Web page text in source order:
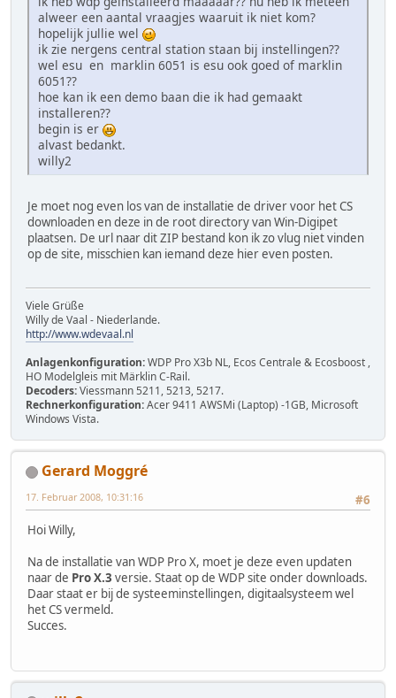
alweer een aantal vraagjes waaruit ik niet kom?
hopelijk jullie wel
ik zie nergens central station staan bij instellingen??
wel esu en marklin 6051 is esu ook goed of marklin
6051??
hoe kan ik een demo baan die ik had gemaakt
installeren??
begin is er
alvast bedankt.
willy2
Je moet nog even los van de installatie de driver voor het CS
downloaden en deze in de root directory van Win-Digipet
plaatsen. De url naar dit ZIP bestand kon ik zo vlug niet vinden
op de site, misschien kan iemand deze hier even posten.
Viele Grüße
Willy de Vaal - Niederlande.
http://www.wdevaal.nl
Anlagenkonfiguration:WDP Pro X3b NL, Ecos Centrale & Ecosboost ,
HO Modelgleis mit Märklin C-Rail.
Decoders:Viessmann 5211, 5213, 5217.
Rechnerkonfiguration:Acer 9411 AWSMi (Laptop) -1GB, Microsoft
Windows Vista.
Gerard Moggré
#6
17. Februar 2008, 10:31:16
Hoi Willy,
Na de installatie van WDP Pro X, moet je deze even updaten
naar de Pro X.3 versie. Staat op de WDP site onder downloads.
Daar staat er bij de systeeminstellingen, digitaalsysteem wel
het CS vermeld.
Succes.